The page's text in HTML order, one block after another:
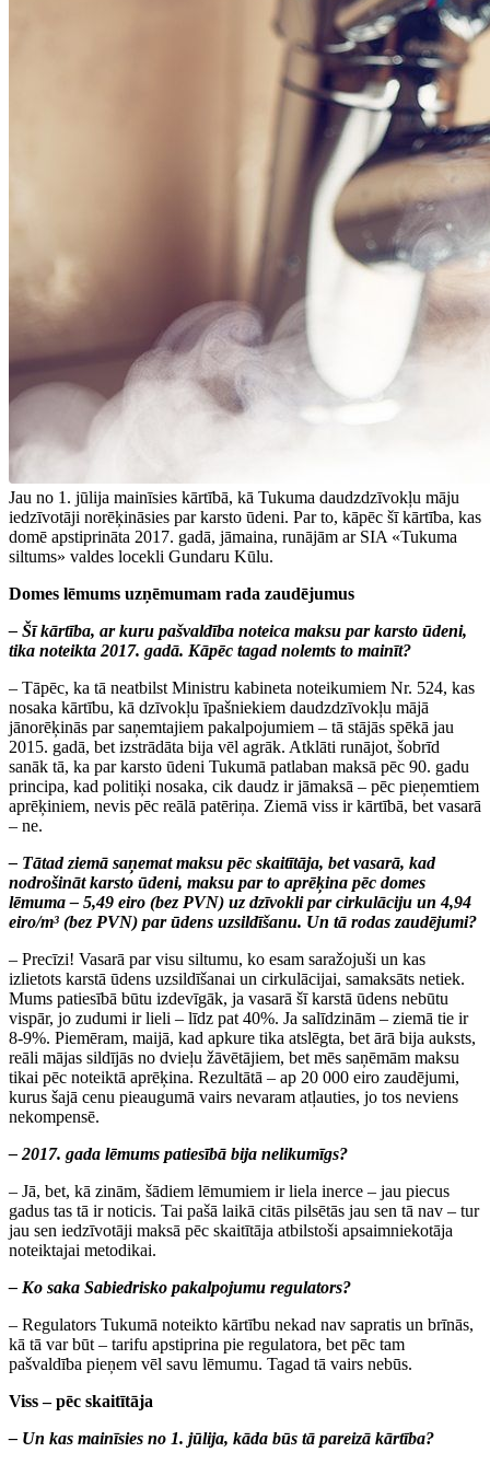
Jau no 1. jūlija mainīsies kārtībā, kā Tukuma daudzdzīvokļu māju
iedzīvotāji norēķināsies par karsto ūdeni. Par to, kāpēc šī kārtība, kas
domē apstiprināta 2017. gadā, jāmaina, runājām ar SIA «Tukuma
siltums» valdes locekli Gundaru Kūlu.
Domes lēmums uzņēmumam rada zaudējumus
– Šī kārtība, ar kuru pašvaldība noteica maksu par karsto ūdeni,
tika noteikta 2017. gadā. Kāpēc tagad nolemts to mainīt?
– Tāpēc, ka tā neatbilst Ministru kabineta noteikumiem Nr. 524, kas
nosaka kārtību, kā dzīvokļu īpašniekiem daudzdzīvokļu mājā
jānorēķinās par saņemtajiem pakalpojumiem – tā stājās spēkā jau
2015. gadā, bet izstrādāta bija vēl agrāk. Atklāti runājot, šobrīd
sanāk tā, ka par karsto ūdeni Tukumā patlaban maksā pēc 90. gadu
principa, kad politiķi nosaka, cik daudz ir jāmaksā – pēc pieņemtiem
aprēķiniem, nevis pēc reālā patēriņa. Ziemā viss ir kārtībā, bet vasarā
– ne.
– Tātad ziemā saņemat maksu pēc skaitītāja, bet vasarā, kad
nodrošināt karsto ūdeni, maksu par to aprēķina pēc domes
lēmuma – 5,49 eiro (bez PVN) uz dzīvokli par cirkulāciju un 4,94
eiro/m³ (bez PVN) par ūdens uzsildīšanu. Un tā rodas zaudējumi?
– Precīzi! Vasarā par visu siltumu, ko esam saražojuši un kas
izlietots karstā ūdens uzsildīšanai un cirkulācijai, samaksāts netiek.
Mums patiesībā būtu izdevīgāk, ja vasarā šī karstā ūdens nebūtu
vispār, jo zudumi ir lieli – līdz pat 40%. Ja salīdzinām – ziemā tie ir
8-9%. Piemēram, maijā, kad apkure tika atslēgta, bet ārā bija auksts,
reāli mājas sildījās no dvieļu žāvētājiem, bet mēs saņēmām maksu
tikai pēc noteiktā aprēķina. Rezultātā – ap 20 000 eiro zaudējumi,
kurus šajā cenu pieaugumā vairs nevaram atļauties, jo tos neviens
nekompensē.
– 2017. gada lēmums patiesībā bija nelikumīgs?
– Jā, bet, kā zinām, šādiem lēmumiem ir liela inerce – jau piecus
gadus tas tā ir noticis. Tai pašā laikā citās pilsētās jau sen tā nav – tur
jau sen iedzīvotāji maksā pēc skaitītāja atbilstoši apsaimniekotāja
noteiktajai metodikai.
– Ko saka Sabiedrisko pakalpojumu regulators?
– Regulators Tukumā noteikto kārtību nekad nav sapratis un brīnās,
kā tā var būt – tarifu apstiprina pie regulatora, bet pēc tam
pašvaldība pieņem vēl savu lēmumu. Tagad tā vairs nebūs.
Viss – pēc skaitītāja
– Un kas mainīsies no 1. jūlija, kāda būs tā pareizā kārtība?